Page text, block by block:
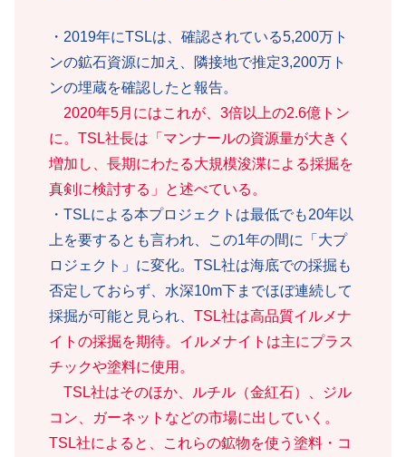
・2019年にTSLは、確認されている5,200万ト
ンの鉱石資源に加え、隣接地で推定3,200万ト
ンの埋蔵を確認したと報告。
2020年5月にはこれが、3倍以上の2.6億トン
に。TSL社長は「マンナールの資源量が大きく
増加し、長期にわたる大規模浚渫による採掘を
真剣に検討する」と述べている。
・TSLによる本プロジェクトは最低でも20年以
上を要するとも言われ、この1年の間に「大プ
ロジェクト」に変化。TSL社は海底での採掘も
否定しておらず、水深10m下までほぼ連続して
採掘が可能と見られ、 TSL社は高品質イルメナ
イトの採掘を期待。イルメナイトは主にプラス
チックや塗料に使用。
TSL社はそのほか、ルチル（金紅石）、ジル
コン、ガーネットなどの市場に出していく。
TSL社によると、これらの鉱物を使う塗料・コ